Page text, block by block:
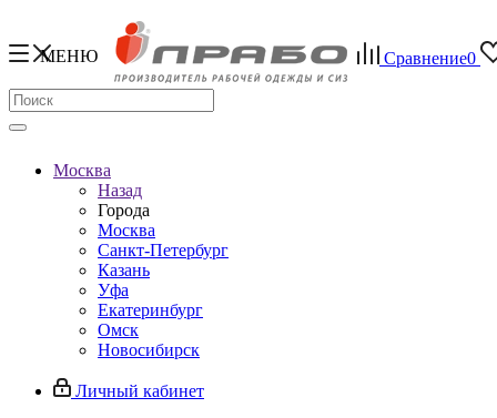
МЕНЮ Сравнение0
Москва
Назад
Города
Москва
Санкт-Петербург
Казань
Уфа
Екатеринбург
Омск
Новосибирск
Личный кабинет